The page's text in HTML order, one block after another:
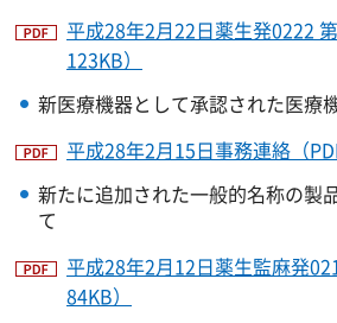
平成28年2月22日薬生発0222
123KB）
新医療機器として承認された医療
平成28年2月15日事務連絡（
新たに追加された一般的名称の製
て
平成28年2月12日薬生監麻発
84KB）